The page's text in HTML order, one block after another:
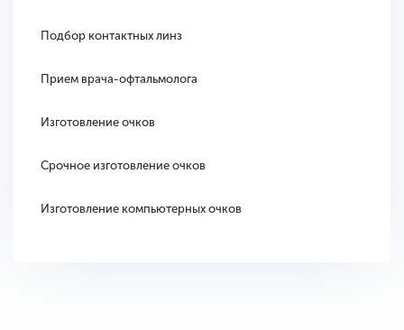
Подбор контактных линз
Прием врача-офтальмолога
Изготовление очков
Срочное изготовление очков
Изготовление компьютерных очков